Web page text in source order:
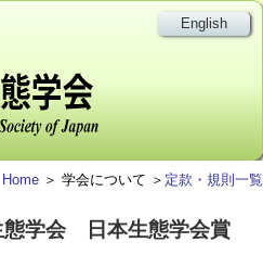
English
Home ＞ 学会について ＞ 定款・規則一覧
態学会 日本生態学会賞